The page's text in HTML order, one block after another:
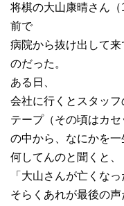
将棋の大山康晴さん
前で
病院から抜け出して
のだった。
ある日、
会社に行くとスタッフ
テープ（その頃はカ
の中から、なにかを一
何してんのと聞くと、
「大山さんが亡くな
そらくあれが最後の